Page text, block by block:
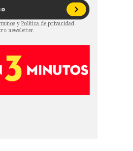
y Política de privacidad.
newsletter.